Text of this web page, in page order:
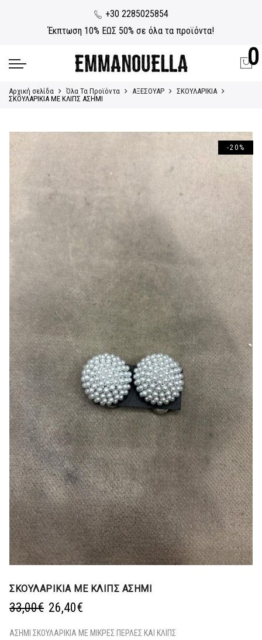
+30 2285025854
Έκπτωση 10% ΕΩΣ 50% σε όλα τα προϊόντα!
0
Αρχική σελίδα Όλα Τα Προϊόντα ΑΞΕΣΟΥΑΡ
ΣΚΟΥΛΑΡΙΚΙΑ
ΣΚΟΥΛΑΡΙΚΙΑ ΜΕ ΚΛΙΠΣ ΑΣΗΜΙ
-20%
ΣΚΟΥΛΑΡΙΚΙΑ ΜΕ ΚΛΙΠΣ ΑΣΗΜΙ
33,00€ Original
was:
26,40€
τιμή
ΑΣΗΜΙ ΣΚΟΥΛΑΡΙΚΙΑ ΜΕ ΜΙΚΡΕΣ ΠΕΡΛΕΣ ΚΑΙ ΚΛΙΠΣ